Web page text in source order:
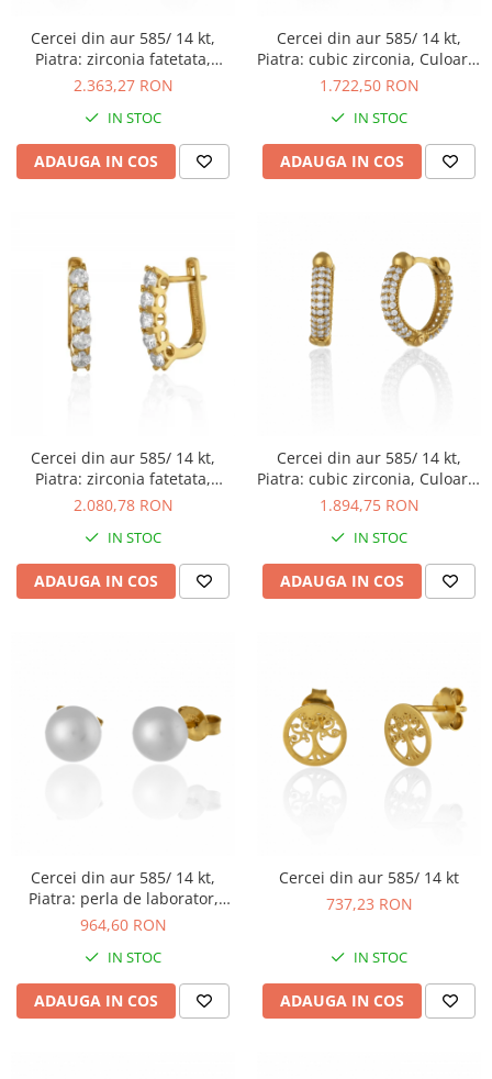
Cercei din aur 585/ 14 kt,
Piatra: zirconia fatetata,
Culoare: transparenta
2.363,27 RON
IN STOC
ADAUGA IN COS
Cercei din aur 585/ 14 kt,
Piatra: cubic zirconia, Culoare:
transparenta
1.722,50 RON
IN STOC
ADAUGA IN COS
Cercei din aur 585/ 14 kt,
Piatra: zirconia fatetata,
Culoare: transparenta
2.080,78 RON
IN STOC
ADAUGA IN COS
Cercei din aur 585/ 14 kt,
Piatra: cubic zirconia, Culoare:
transparenta
1.894,75 RON
IN STOC
ADAUGA IN COS
Cercei din aur 585/ 14 kt,
Piatra: perla de laborator,
Culoare: alb
964,60 RON
IN STOC
ADAUGA IN COS
Cercei din aur 585/ 14 kt
737,23 RON
IN STOC
ADAUGA IN COS